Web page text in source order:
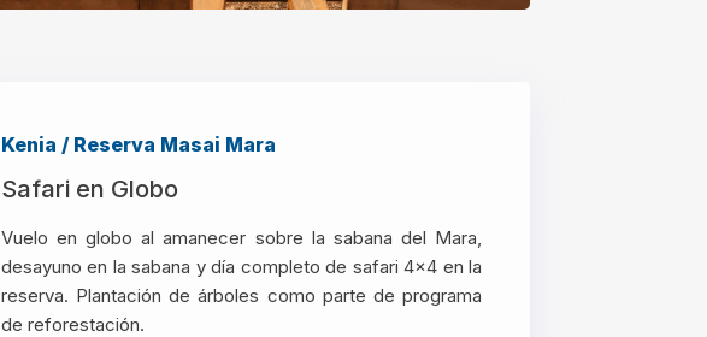
Kenia / Reserva Masai Mara
Safari en Globo
Vuelo en globo al amanecer sobre la sabana del Mara,
desayuno en la sabana y día completo de safari 4x4 en la
reserva. Plantación de árboles como parte de programa
de reforestación.